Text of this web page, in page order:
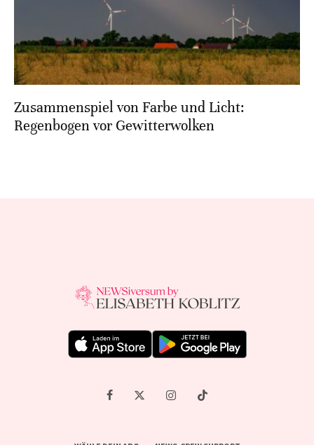
Zusammenspiel von Farbe und Licht:
Regenbogen vor Gewitterwolken